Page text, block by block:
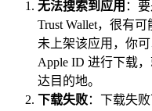
无法搜索到应用 ：
Trust Wallet，很有
未上架该应用，你
Apple ID 进行下载
达目的地。
下载失败：下载失